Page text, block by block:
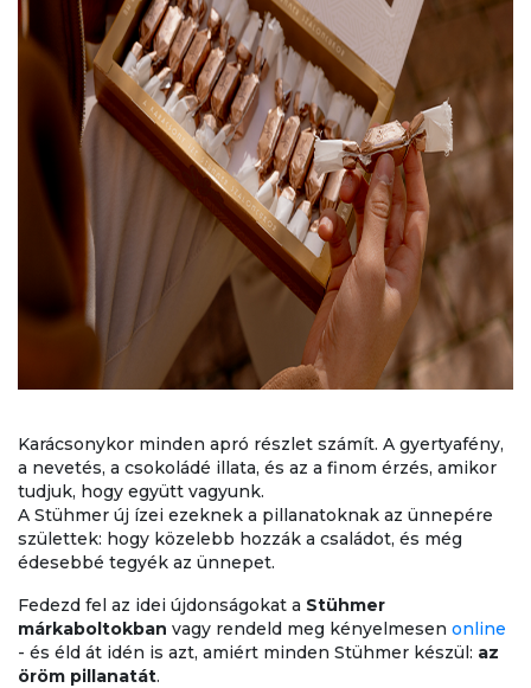
Karácsonykor minden apró részlet számít. A gyertyafény,
a nevetés, a csokoládé illata, és az a finom érzés, amikor
tudjuk, hogy együtt vagyunk.
A Stühmer új ízei ezeknek a pillanatoknak az ünnepére
születtek: hogy közelebb hozzák a családot, és még
édesebbé tegyék az ünnepet.
Fedezd fel az idei újdonságokat a Stühmer
márkaboltokban vagy rendeld meg kényelmesen online
- és éld át idén is azt, amiért minden Stühmer készül: az
öröm pillanatát.